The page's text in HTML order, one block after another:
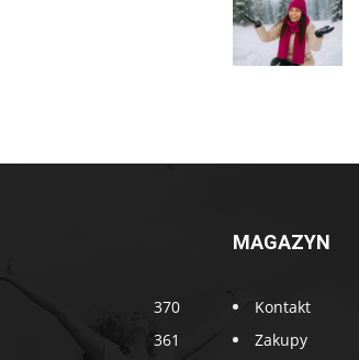
370
361
MAGAZYN
Kontakt
Zakupy